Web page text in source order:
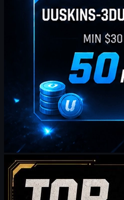
제작:William Miller
카운터 스트라이크 25월 20, 2026
2026년에 구매할 가치가 있
저예산 선택부터 컬렉터급